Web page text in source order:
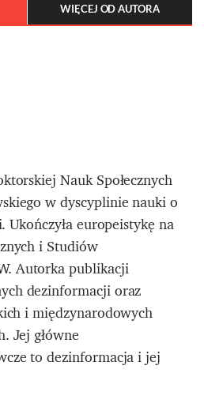
WIĘCEJ OD AUTORA
Nauk Społecznych
w dyscyplinie nauki o
europeistykę na
i Studiów
Autorka publikacji
dezinformacji oraz
i międzynarodowych
Jej główne
to dezinformacja i jej